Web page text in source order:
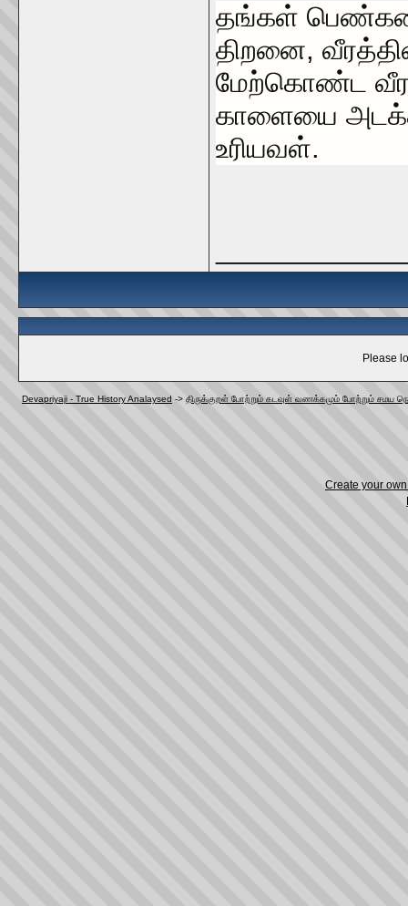
தங்கள்
திறனை,
மேற்கொண்ட வீர
காளையை
உரியவள்.
Please
Devapriyaji - True History Analaysed -> திருக்குறள் போற்றும் கடவுள் வணக்கமும் போற்றும் சமய
Create your